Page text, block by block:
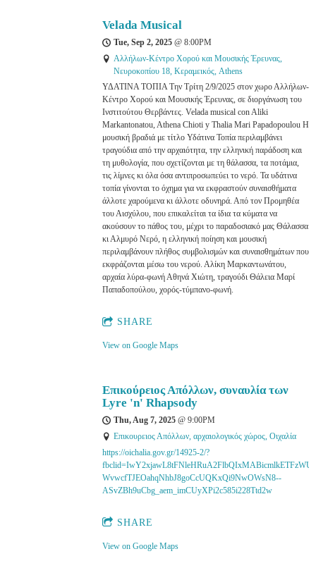
Velada Musical
Tue, Sep 2, 2025@ 8:00PM
Αλλήλων-Κέντρο Χορού και Μουσικής Έρευνας,
Νευροκοπίου 18, Κεραμεικός, Athens
ΥΔΑΤΙΝΑ ΤΟΠΙΑ Την Τρίτη 2/9/2025 στον χωρο Αλλήλων-
Κέντρο Χορού και Μουσικής Έρευνας, σε διοργάνωση του
Ινστιτούτου Θερβάντες. Velada musical con Aliki
Markantonatou, Athena Chioti y Thalia Mari Papadopoulou Η
μουσική βραδιά με τίτλο Υδάτινα Τοπία περιλαμβάνει
τραγούδια από την αρχαιότητα, την ελληνική παράδοση και
τη μυθολογία, που σχετίζονται με τη θάλασσα, τα ποτάμια,
τις λίμνες κι όλα όσα αντιπροσωπεύει το νερό. Τα υδάτινα
τοπία γίνονται το όχημα για να εκφραστούν συναισθήματα
άλλοτε χαρούμενα κι άλλοτε οδυνηρά. Από τον Προμηθέα
του Αισχύλου, που επικαλείται τα ίδια τα κύματα να
ακούσουν το πάθος του, μέχρι το παραδοσιακό μας Θάλασσα
κι Αλμυρό Νερό, η ελληνική ποίηση και μουσική
περιλαμβάνουν πλήθος συμβολισμών και συναισθημάτων που
εκφράζονται μέσω του νερού. Αλίκη Μαρκαντωνάτου,
αρχαία λύρα-φωνή Αθηνά Χιώτη, τραγούδι Θάλεια Μαρί
Παπαδοπούλου, χορός-τύμπανο-φωνή.
SHARE
View on Google Maps
Επικούρειος Απόλλων, συναυλία των
Lyre 'n' Rhapsody
Thu, Aug 7, 2025@ 9:00PM
Επικουρειος Απόλλων, αρχαιολογικός χώρος, Οιχαλία
https://oichalia.gov.gr/14925-2/?
WvwcfTJEOahqNhbJ8goCcUQKxQi9NwOWsN8--
ASvZBh9uCbg_aem_imCUyXPi2c585i228Ttd2w
SHARE
View on Google Maps